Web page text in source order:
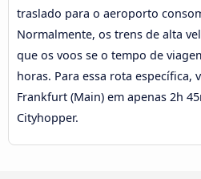
traslado para o aeroporto
Normalmente, os trens de alta
que os voos se o tempo de
horas. Para essa rota específica,
Frankfurt (Main) em apenas 2h
Cityhopper.